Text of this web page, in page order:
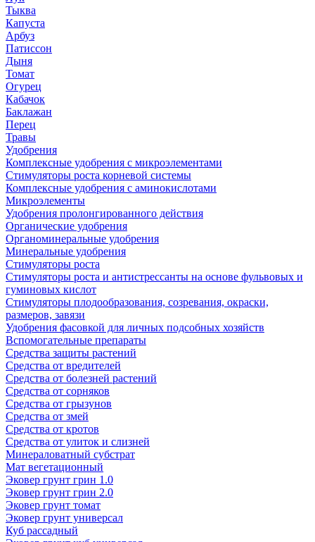
Тыква
Капуста
Арбуз
Патиссон
Дыня
Томат
Огурец
Кабачок
Баклажан
Перец
Травы
Удобрения
Комплексные удобрения с микроэлементами
Стимуляторы роста корневой системы
Комплексные удобрения с аминокислотами
Микроэлементы
Удобрения пролонгированного действия
Органические удобрения
Органоминеральные удобрения
Минеральные удобрения
Стимуляторы роста
Стимуляторы роста и антистрессанты на основе фульвовых и
гуминовых кислот
Стимуляторы плодообразования, созревания, окраски,
размеров, завязи
Удобрения фасовкой для личных подсобных хозяйств
Вспомогательные препараты
Средства защиты растений
Средства от вредителей
Средства от болезней растений
Средства от сорняков
Средства от грызунов
Средства от змей
Средства от кротов
Средства от улиток и слизней
Минераловатный субстрат
Мат вегетационный
Эковер грунт грин 1.0
Эковер грунт грин 2.0
Эковер грунт томат
Эковер грунт универсал
Куб рассадный